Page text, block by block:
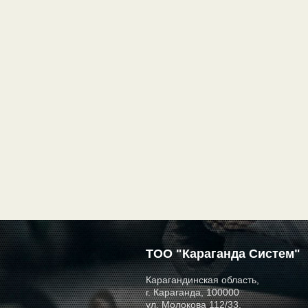
ТОО "Караганда Систем"
Карагандинская область,
г. Караганда, 100000
ул. Молокова 112/33.